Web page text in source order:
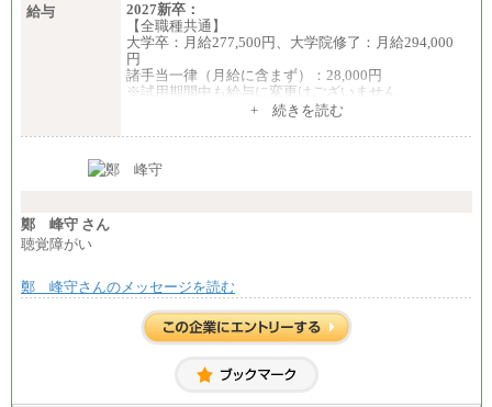
給与
2027新卒：
【全職種共通】
大学卒：月給277,500円、大学院修了：月給294,000
円
諸手当一律（月給に含まず）：28,000円
※試用期間中も給与に変更はございません
月給370,000円～
ます。
+ 続きを読む
鄭 峰守 さん
聴覚障がい
鄭 峰守さんのメッセージを読む